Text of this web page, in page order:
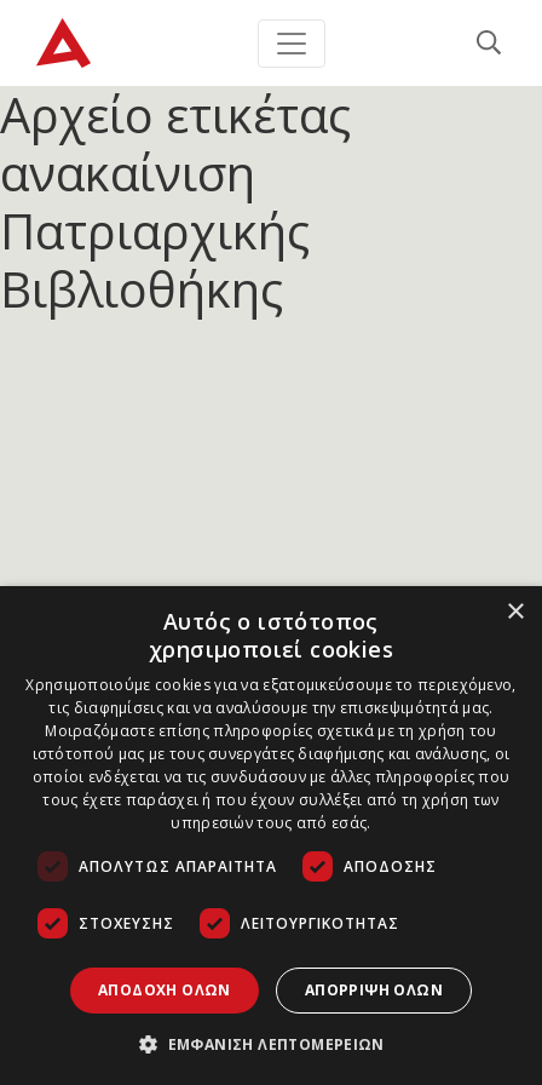
Αρχείο ετικέτας
ανακαίνιση
Πατριαρχικής
Βιβλιοθήκης
×
Αυτός ο ιστότοπος
χρησιμοποιεί cookies
Χρησιμοποιούμε cookies για να εξατομικεύσουμε το περιεχόμενο,
τις διαφημίσεις και να αναλύσουμε την επισκεψιμότητά μας.
Μοιραζόμαστε επίσης πληροφορίες σχετικά με τη χρήση του
ιστότοπού μας με τους συνεργάτες διαφήμισης και ανάλυσης, οι
οποίοι ενδέχεται να τις συνδυάσουν με άλλες πληροφορίες που
τους έχετε παράσχει ή που έχουν συλλέξει από τη χρήση των
υπηρεσιών τους από εσάς.
ΑΠΟΛΎΤΩΣ ΑΠΑΡΑΊΤΗΤΑ ΑΠΌΔΟΣΗΣ
ΣΤΌΧΕΥΣΗΣ ΛΕΙΤΟΥΡΓΙΚΌΤΗΤΑΣ
ΑΠΟΔΟΧΉ ΌΛΩΝ ΑΠΌΡΡΙΨΗ ΌΛΩΝ
ΕΜΦΆΝΙΣΗ ΛΕΠΤΟΜΕΡΕΙΏΝ